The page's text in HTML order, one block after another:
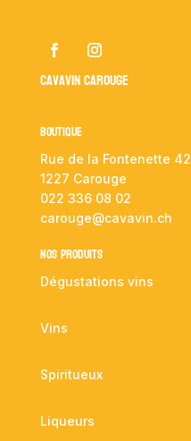
Cavavin Carouge
Boutique
Rue de la Fontenette 42
1227 Carouge
022 336 08 02
carouge@cavavin.ch
NOS PRODUITS
Dégustations vins
Vins
Spiritueux
Liqueurs